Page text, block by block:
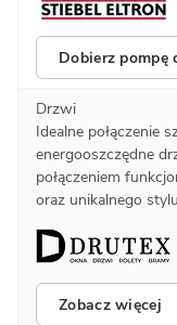
Dobierz pompę
Drzwi
Idealne połączenie
energooszczędne
połączeniem
oraz unikalnego
Zobacz więcej